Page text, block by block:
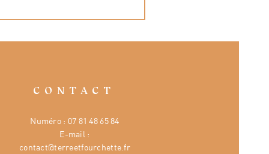
CONTACT
Numéro : 07 81 48 65 84
E-mail :
contact@terreetfourchette.fr